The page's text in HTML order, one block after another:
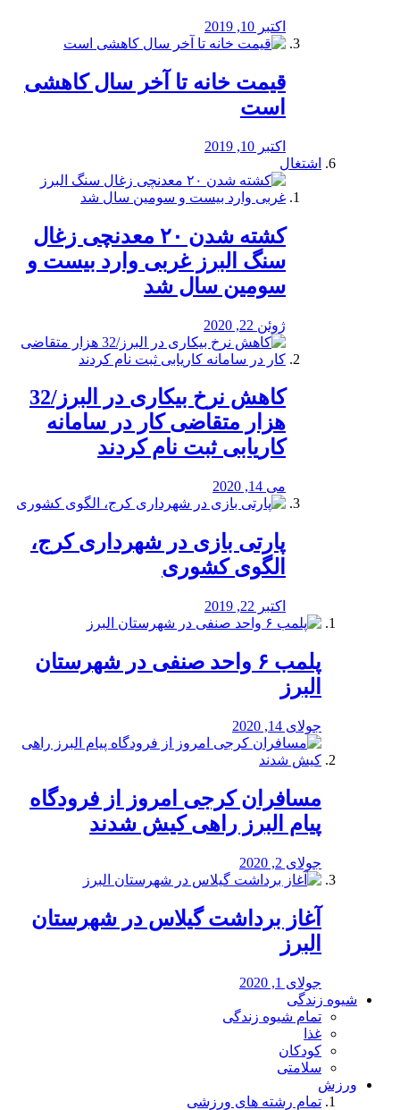
اکتبر 10, 2019
قیمت خانه تا آخر سال کاهشی
است
اکتبر 10, 2019
اشتغال
کشته شدن ۲۰ معدنچی زغال
سنگ البرز غربی وارد بیست و
سومین سال شد
ژوئن 22, 2020
کاهش نرخ بیکاری در البرز/32
هزار متقاضی کار در سامانه
کاریابی ثبت نام کردند
می 14, 2020
پارتی بازی در شهرداری کرج،
الگوی کشوری
اکتبر 22, 2019
پلمب ۶ واحد صنفی در شهرستان
البرز
جولای 14, 2020
مسافران کرجی امروز از فرودگاه
پیام البرز راهی کیش شدند
جولای 2, 2020
آغاز برداشت گیلاس در شهرستان
البرز
جولای 1, 2020
شیوه زندگی
تمام شیوه زندگی
غذا
کودکان
سلامتی
ورزش
تمام رشته های ورزشی